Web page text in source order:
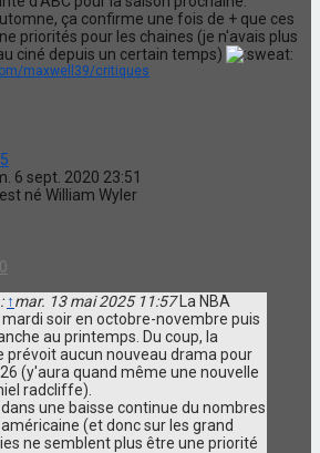
ça confirme une fois de + que ces
priorités pour les chaines (je n'avais plus
ciné depuis un certain temps)
maxwell39/critiques
6 sept. 2020 23:51
né William Wyler
↑mar. 13 mai 2025 11:57La NBA
mardi soir en octobre-novembre puis
au printemps. Du coup, la
prévoit aucun nouveau drama pour
(y'aura quand même une nouvelle
radcliffe).
une baisse continue du nombres
(et donc sur les grand
ne semblent plus être une priorité